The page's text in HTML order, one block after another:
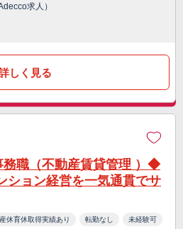
求人）
しく見る
務職（不動産賃貸管理 ）◆
ション経営を一気通貫でサ
産休育休取得実績あり 転勤なし 未経験可